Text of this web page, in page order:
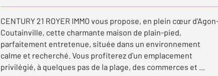
CENTURY 21 ROYER IMMO vous propose, en plein cœur
Coutainville, cette charmante maison de plain-pied,
parfaitement entretenue, située dans un environnement
calme et recherché. Vous profiterez d'un emplacement
privilégié, à quelques pas de la plage, des commerces et ...